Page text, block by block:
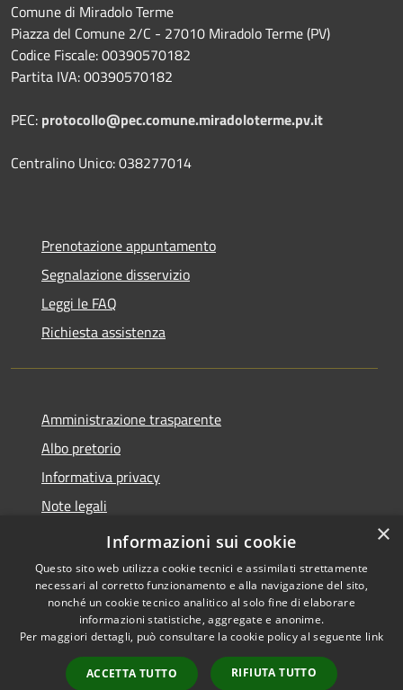
Comune di Miradolo Terme
Piazza del Comune 2/C - 27010 Miradolo Terme (PV)
Codice Fiscale: 00390570182
Partita IVA: 00390570182
PEC: protocollo@pec.comune.miradoloterme.pv.it
Centralino Unico: 038277014
Prenotazione appuntamento
Segnalazione disservizio
Leggi le FAQ
Richiesta assistenza
Amministrazione trasparente
Albo pretorio
Informativa privacy
Note legali
Dichiarazione di accessibilità
Accessibilità
Copyright © 2026 • Comune di
Miradolo Terme • Powered by
Municipium•
Accesso
×
Informazioni sui cookie
Questo sito web utilizza cookie tecnici e assimilati strettamente
necessari al corretto funzionamento e alla navigazione del sito,
nonché un cookie tecnico analitico al solo fine di elaborare
informazioni statistiche, aggregate e anonime.
Per maggiori dettagli, può consultare la cookie policy al seguente link
ACCETTA TUTTO RIFIUTA TUTTO